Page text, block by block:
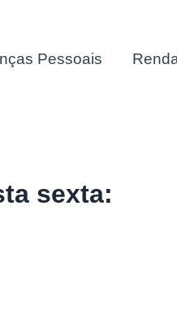
Pessoais
sexta: